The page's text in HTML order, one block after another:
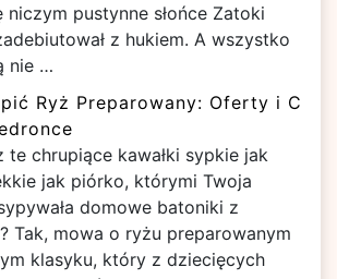
niczym pustynne słońce Zatoki
z hukiem. A wszystko
nie …
Ryż Preparowany: Oferty i C
te chrupiące kawałki sypkie jak
jak piórko, którymi Twoja
domowe batoniki z
Tak, mowa o ryżu preparowanym
klasyku, który z dziecięcych